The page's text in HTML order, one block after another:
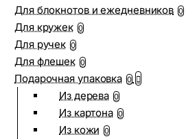
Для блокнотов и ежедневников 0
Для кружек 0
Для ручек 0
Для флешек 0
Подарочная упаковка 0
Из дерева 0
Из картона 0
Из кожи 0